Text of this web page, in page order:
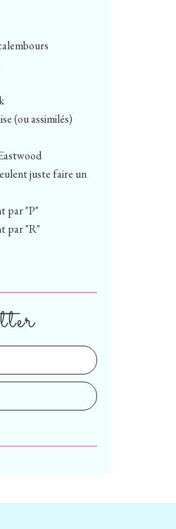
(ou assimilés)
juste faire un
par "P"
par "R"